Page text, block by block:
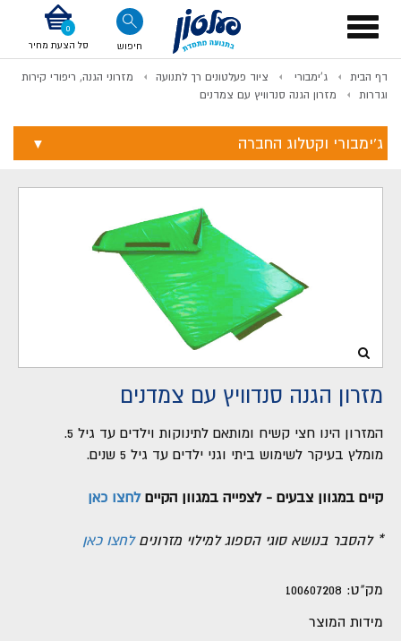
Toggle
navigation
חיפוש סל הצעת מחיר
דף הבית ג'ימבורי ציוד פעלטונים רך לתנועה
מזרוני הגנה, ריפודי קירות
וגדרות
מזרון הגנה סנדוויץ עם צמדנים
ג'ימבורי וקטלוג החברה
מזרון הגנה סנדוויץ עם צמדנים
המזרון הינו חצי קשיח ומותאם לתינוקות וילדים עד גיל 5.
מומלץ בעיקר לשימוש ביתי וגני ילדים עד גיל 5 שנים.
קיים במגוון צבעים - לצפייה במגוון הקייםלחצו כאן
* להסבר בנושא סוגי הספוג למילוי מזרוניםלחצו כאן
מק"ט: 100607208
מידות המוצר